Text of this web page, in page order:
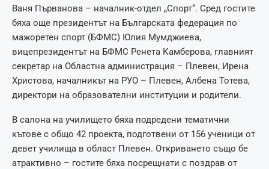
Ваня Първанова – началник-отдел „Спорт“. Сред гостите
бяха още президентът на Българската федерация по
мажоретен спорт (БФМС) Юлия Мумджиева,
вицепрезидентът на БФМС Ренета Камберова, главният
секретар на Областна администрация – Плевен, Ирена
Христова, началникът на РУО – Плевен, Албена Тотева,
директори на образователни институции и родители.
В салона на училището бяха подредени тематични
кътове с общо 42 проекта, подготвени от 156 ученици от
девет училища в област Плевен. Откриването също бе
атрактивно – гостите бяха посрещнати с поздрав от